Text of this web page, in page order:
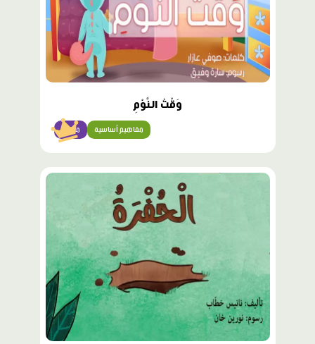
وَقْتُ النَّوْمِ
مبتدئ مفاهيم أساسية
محتوى